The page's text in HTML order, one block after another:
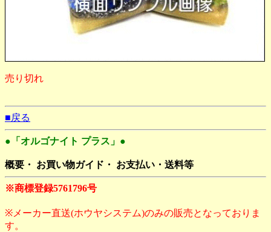
売り切れ
■戻る
●「オルゴナイト プラス」●
概要・ お買い物ガイド・ お支払い・送料等
※商標登録5761796号
※メーカー直送(ホウヤシステム)のみの販売となっておりま
す。